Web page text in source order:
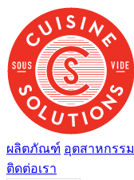
ไป
ที่
เนื้อหา
ผลิตภัณฑ์ อุตสาหกรรม
ติดต่อเรา